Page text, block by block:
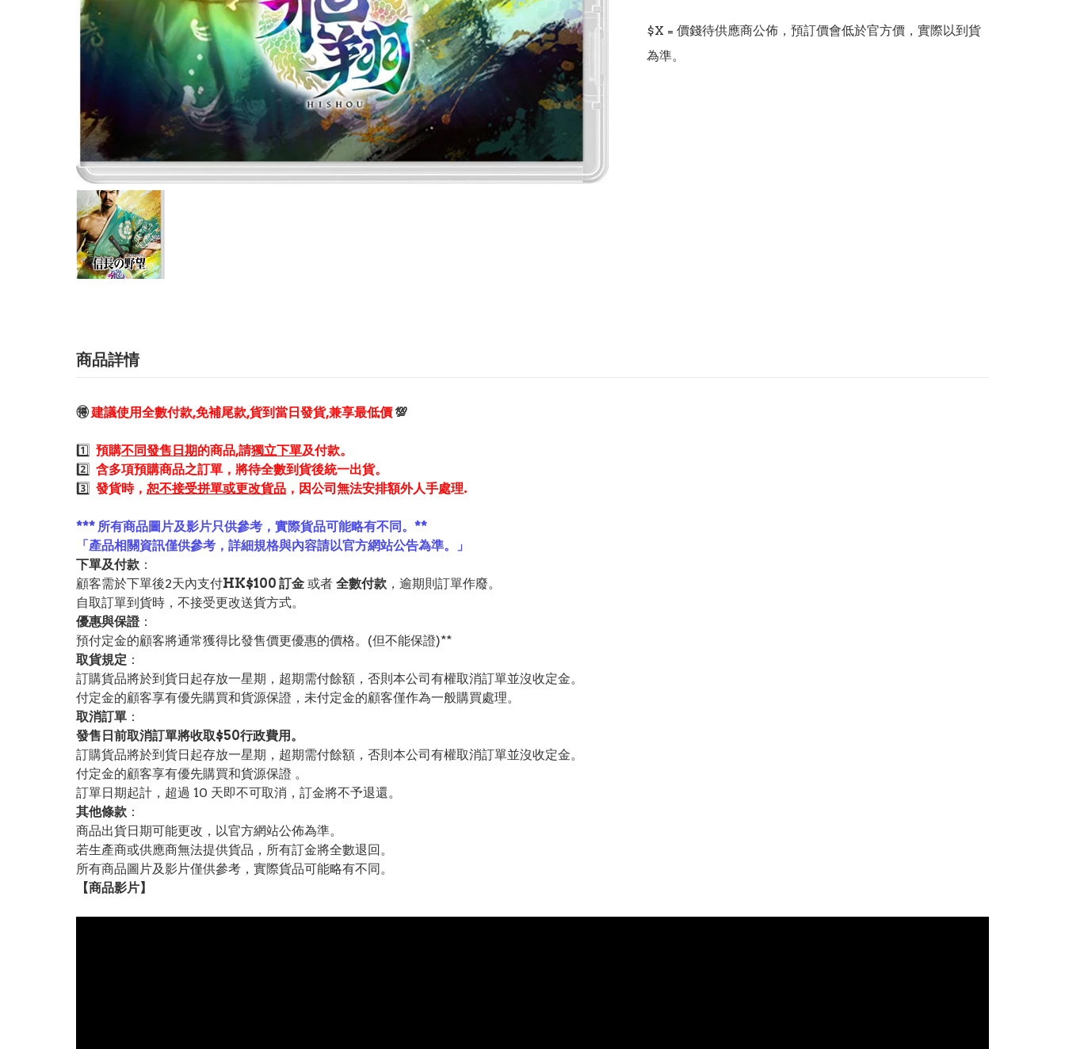
$X = 價錢待供應商公佈，預訂價會低於官方價，實際以到貨
為準。
商品詳情
🉐建議使用全數付款,免補尾款,貨到當日發貨,兼享最低價 💯
1️⃣ 預購不同發售日期的商品,請獨立下單及付款。
2️⃣ 含多項預購商品之訂單，將待全數到貨後統一出貨。
3️⃣ 發貨時， 恕不接受拼單或更改貨品 ，因公司無法安排額外人手處理.
*** 所有商品圖片及影片只供參考，實際貨品可能略有不同。**
「產品相關資訊僅供參考，詳細規格與內容請以官方網站公告為準。」
下單及付款 ：
顧客需於下單後2天內支付HK$100 訂金 或者 全數付款 ，逾期則訂單作廢。
自取訂單到貨時，不接受更改送貨方式。
優惠與保證：
預付定金的顧客將通常獲得比發售價更優惠的價格。(但不能保證)**
取貨規定 ：
訂購貨品將於到貨日起存放一星期，超期需付餘額，否則本公司有權取消訂單並沒收定金。
付定金的顧客享有優先購買和貨源保證，未付定金的顧客僅作為一般購買處理。
取消訂單 ：
發售日前取消訂單將收取$50行政費用。
訂購貨品將於到貨日起存放一星期，超期需付餘額，否則本公司有權取消訂單並沒收定金。
付定金的顧客享有優先購買和貨源保證 。
訂單日期起計，超過 10 天即不可取消，訂金將不予退還。
其他條款 ：
商品出貨日期可能更改，以官方網站公佈為準。
若生產商或供應商無法提供貨品，所有訂金將全數退回。
所有商品圖片及影片僅供參考，實際貨品可能略有不同。
【商品影片】